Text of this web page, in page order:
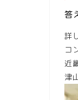
答
詳
コ
近
津